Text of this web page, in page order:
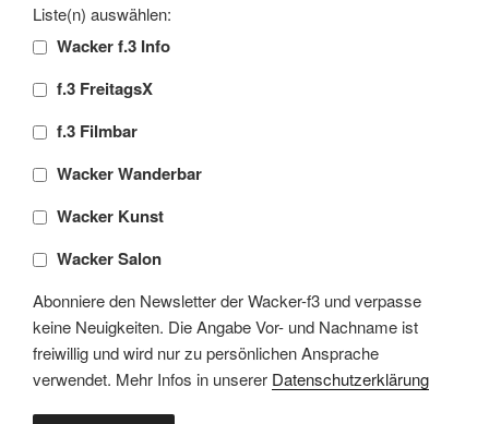
Liste(n) auswählen:
Wacker f.3 Info
f.3 FreitagsX
f.3 Filmbar
Wacker Wanderbar
Wacker Kunst
Wacker Salon
Abonniere den Newsletter der Wacker-f3 und verpasse
keine Neuigkeiten. Die Angabe Vor- und Nachname ist
freiwillig und wird nur zu persönlichen Ansprache
verwendet. Mehr Infos in unserer Datenschutzerklärung